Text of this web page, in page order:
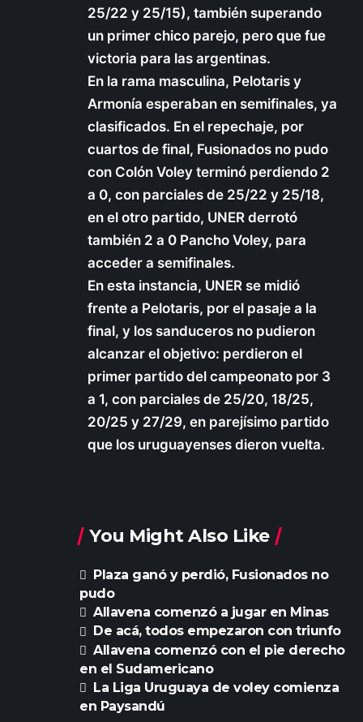
25/22 y 25/15), también superando
un primer chico parejo, pero que fue
victoria para las argentinas.
En la rama masculina, Pelotaris y
Armonía esperaban en semifinales, ya
clasificados. En el repechaje, por
cuartos de final, Fusionados no pudo
con Colón Voley terminó perdiendo 2
a 0, con parciales de 25/22 y 25/18,
en el otro partido, UNER derrotó
también 2 a 0 Pancho Voley, para
acceder a semifinales.
En esta instancia, UNER se midió
frente a Pelotaris, por el pasaje a la
final, y los sanduceros no pudieron
alcanzar el objetivo: perdieron el
primer partido del campeonato por 3
a 1, con parciales de 25/20, 18/25,
20/25 y 27/29, en parejísimo partido
que los uruguayenses dieron vuelta.
You Might Also Like
Plaza ganó y perdió, Fusionados no
pudo
Allavena comenzó a jugar en Minas
De acá, todos empezaron con triunfo
Allavena comenzó con el pie derecho
en el Sudamericano
La Liga Uruguaya de voley comienza
en Paysandú